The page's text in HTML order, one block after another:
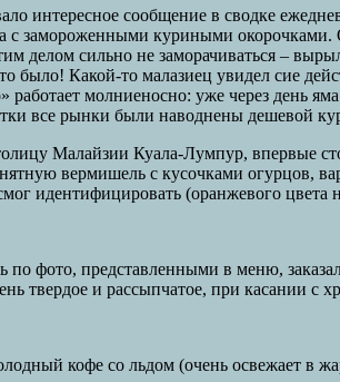
интересное сообщение в сводке
с замороженными куриными окорочками.
делом сильно не заморачиваться –
было! Какой-то малазиец увидел сие
работает молниеносно: уже через день
все рынки были наводнены дешевой
Малайзии Куала-Лумпур, впервые
вермишель с кусочками огурцов,
идентифицировать (оранжевого
по фото, представленными в меню,
твердое и рассыпчатое, при касании с
кофе со льдом (очень освежает